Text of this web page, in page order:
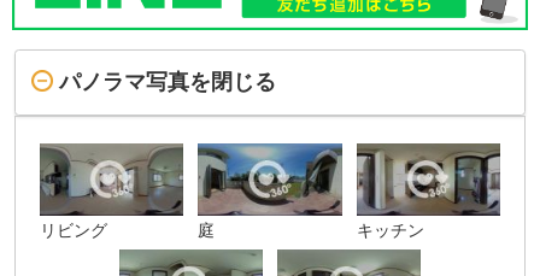
パノラマ写真を閉じる
リビング 庭 キッチン